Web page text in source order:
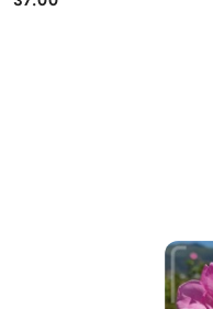
Cena: